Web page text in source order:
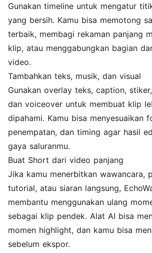
Gunakan timeline untuk mengatur
yang bersih. Kamu bisa memotong
terbaik, membagi rekaman panjang
klip, atau menggabungkan bagian
video.
Tambahkan teks, musik, dan visual
Gunakan overlay teks, caption,
dan voiceover untuk membuat klip
dipahami. Kamu bisa menyesuaikan
penempatan, dan timing agar hasil
gaya saluranmu.
Buat Short dari video panjang
Jika kamu menerbitkan wawancara,
tutorial, atau siaran langsung,
membantu menggunakan ulang
sebagai klip pendek. Alat AI bisa
momen highlight, dan kamu bisa
sebelum ekspor.